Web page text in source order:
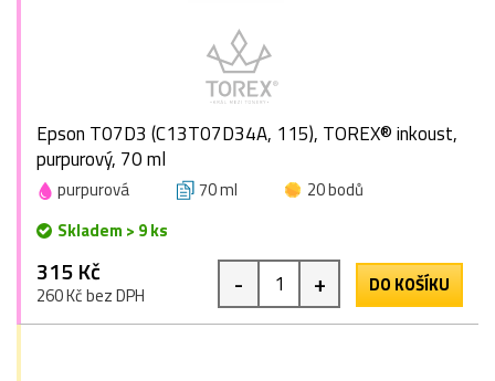
Epson T07D3 (C13T07D34A, 115), TOREX® inkoust,
purpurový, 70 ml
purpurová 70 ml
20 bodů
Skladem > 9 ks
315 Kč
260 Kč bez DPH - + DO KOŠÍKU